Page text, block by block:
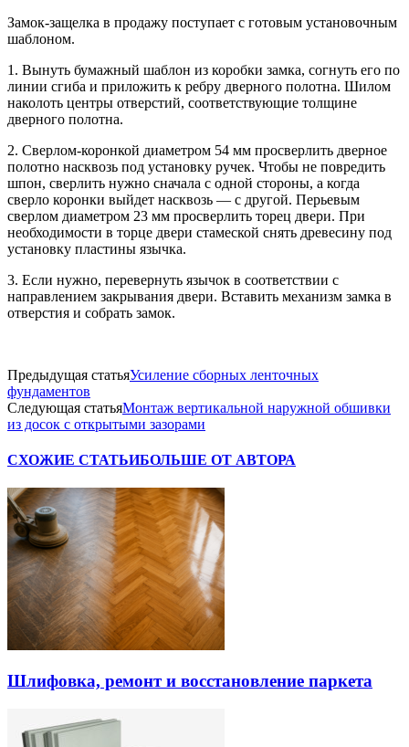
Замок-защелка в продажу поступает с готовым установочным
шаблоном.
1. Вынуть бумажный шаблон из коробки замка, согнуть его по
линии сгиба и приложить к ребру дверного полотна. Шилом
наколоть центры отверстий, соответствующие толщине
дверного полотна.
2. Сверлом-коронкой диаметром 54 мм просверлить дверное
полотно насквозь под установку ручек. Чтобы не повредить
шпон, сверлить нужно сначала с одной стороны, а когда
сверло коронки выйдет насквозь — с другой. Перьевым
сверлом диаметром 23 мм просверлить торец двери. При
необходимости в торце двери стамеской снять древесину под
установку пластины язычка.
3. Если нужно, перевернуть язычок в соответствии с
направлением закрывания двери. Вставить механизм замка в
отверстия и собрать замок.
Предыдущая статьяУсиление сборных ленточных
фундаментов
Следующая статьяМонтаж вертикальной наружной обшивки
из досок с открытыми зазорами
СХОЖИЕ СТАТЬИБОЛЬШЕ ОТ АВТОРА
Шлифовка, ремонт и восстановление паркета